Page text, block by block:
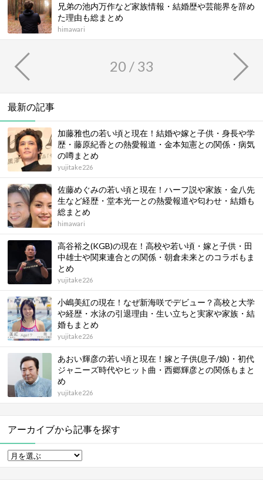
兄弟の池内万作など家族情報・結婚歴や芸能界を辞め
た理由も総まとめ
himawari
20 / 33
最新の記事
加藤雅也の若い頃と現在！結婚や嫁と子供・身長や学
歴・藤原紀香との熱愛報道・金本知憲との関係・病気
の噂まとめ
yujitake226
佐藤めぐみの若い頃と現在！ハーフ説や家族・金八先
生など経歴・堂本光一との熱愛報道や匂わせ・結婚も
総まとめ
himawari
高谷裕之(KGB)の現在！高校や若い頃・嫁と子供・田
中雄士や関東連合との関係・朝倉未来とのコラボもま
とめ
yujitake226
小嶋美紅の現在！なぜ新海咲でデビュー？高校と大学
や経歴・水泳の引退理由・生い立ちと実家や家族・結
婚もまとめ
yujitake226
あおい輝彦の若い頃と現在！嫁と子供(息子/娘)・初代
ジャニーズ時代やヒット曲・西郷輝彦との関係もまと
め
yujitake226
アーカイブから記事を探す